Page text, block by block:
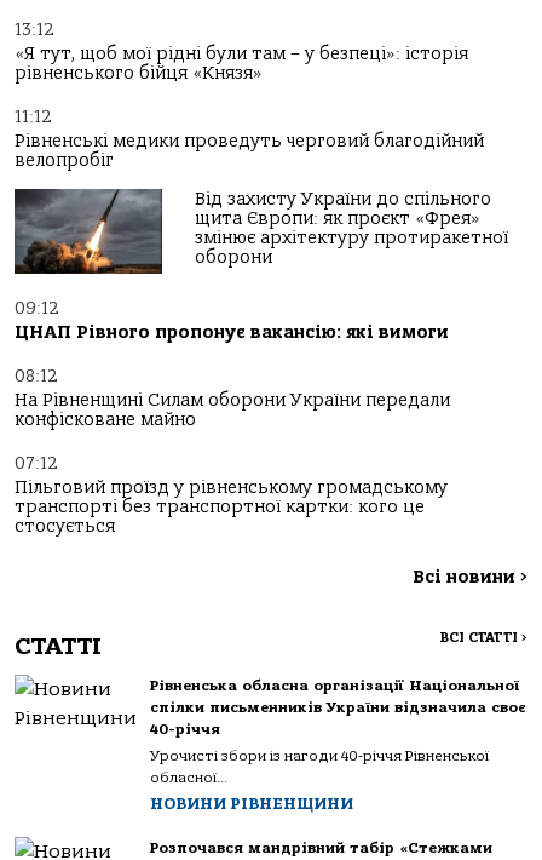
13:12
«Я тут, щоб мої рідні були там – у безпеці»: історія
рівненського бійця «Князя»
11:12
Рівненські медики проведуть черговий благодійний
велопробіг
Від захисту України до спільного
щита Європи: як проєкт «Фрея»
змінює архітектуру протиракетної
оборони
09:12
ЦНАП Рівного пропонує вакансію: які вимоги
08:12
На Рівненщині Силам оборони України передали
конфісковане майно
07:12
Пільговий проїзд у рівненському громадському
транспорті без транспортної картки: кого це
стосується
Всі новини >
СТАТТІ ВСІ СТАТТІ >
Рівненська обласна організації Національної
спілки письменників України відзначила своє
40-річчя
Урочисті збори із нагоди 40-річчя Рівненської
обласної...
НОВИНИ РІВНЕНЩИНИ
Розпочався мандрівний табір «Стежками